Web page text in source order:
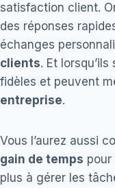
satisfaction client.
des réponses
échanges
clients. Et
fidèles et peuvent
entreprise.
Vous l’aurez aussi
gain de temps pour
plus à gérer les